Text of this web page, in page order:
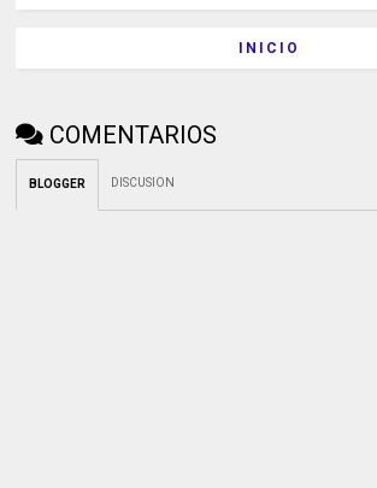
INICIO
COMENTARIOS
BLOGGER DISCUSION